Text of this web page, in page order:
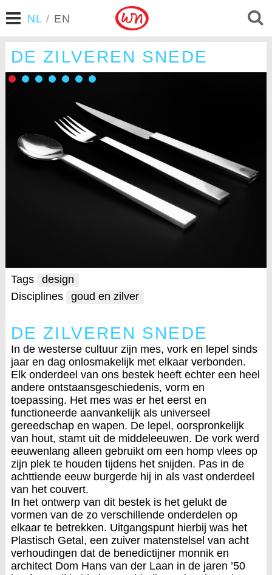
NL / EN
DE ZILVEREN SNEDE
Tags
design
Disciplines
goud en zilver
DE ZILVEREN SNEDE
In de westerse cultuur zijn mes, vork en lepel sinds
jaar en dag onlosmakelijk met elkaar verbonden.
Elk onderdeel van ons bestek heeft echter een heel
andere ontstaansgeschiedenis, vorm en
toepassing. Het mes was er het eerst en
functioneerde aanvankelijk als universeel
gereedschap en wapen. De lepel, oorspronkelijk
van hout, stamt uit de middeleeuwen. De vork werd
eeuwenlang alleen gebruikt om een homp vlees op
zijn plek te houden tijdens het snijden. Pas in de
achttiende eeuw burgerde hij in als vast onderdeel
van het couvert.
In het ontwerp van dit bestek is het gelukt de
vormen van de zo verschillende onderdelen op
elkaar te betrekken. Uitgangspunt hierbij was het
Plastisch Getal, een zuiver matenstelsel van acht
verhoudingen dat de benedictijner monnik en
architect Dom Hans van der Laan in de jaren ’50